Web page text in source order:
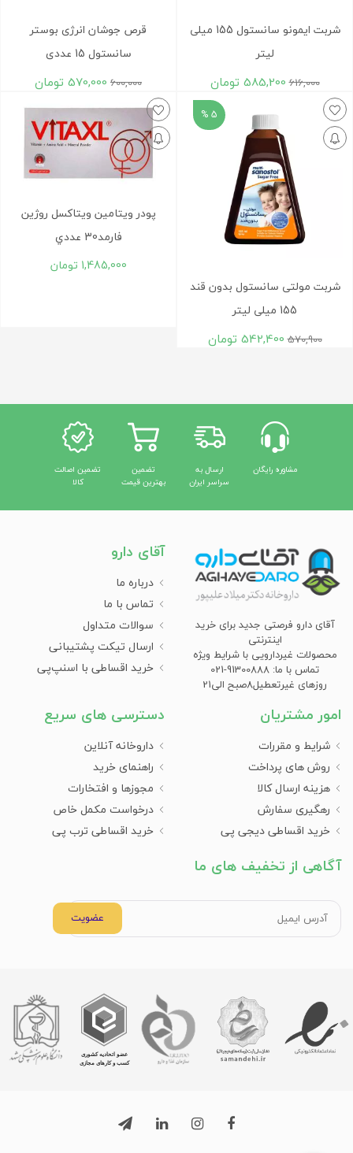
شربت ایمونو سانستول 155 میلی
لیتر
616,000
585,200 تومان
قرص جوشان انرژی بوستر
سانستول 15 عددی
600,000
570,000 تومان
5 %
شربت مولتی سانستول بدون قند
155 میلی لیتر
570,900
542,400 تومان
پودر ویتامین ويتاکسل روژين
فارمد30 عددي
1,485,000 تومان
مشاوره رایگان
ارسال به
سراسر ایران
تضمین
بهترین قیمت
تضمین اصالت
کالا
آقای دارو فرصتی جدید برای خرید
اینترنتی
محصولات غیردارویی با شرایط ویژه
تماس با ما: 91300888-021
روزهای غیرتعطیل8صبح الی21
آقای دارو
درباره ما
تماس با ما
سوالات متداول
ارسال تیکت پشتیبانی
خرید اقساطی با اسنپ‌پی
امور مشتریان
شرایط و مقررات
روش های پرداخت
هزینه ارسال کالا
رهگیری سفارش
خرید اقساطی دیجی پی
دسترسی های سریع
داروخانه آنلاین
راهنمای خرید
مجوزها و افتخارات
درخواست مکمل خاص
خرید اقساطی ترب پی
آگاهی از تخفیف های ما
عضویت